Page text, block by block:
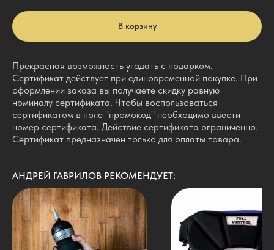
В корзину
Прекрасная возможность угадать с подарком.
Сертификат действует при единовременной покупке. При
оформлении заказа вы получаете скидку равную
номиналу сертификата. Чтобы воспользоваться
сертификатом в поле "промокод" необходимо ввести
номер сертификата. Действие сертификата ограниченно.
Сертификат предназначен только для оплаты товара.
АНДРЕЙ ГАВРИЛОВ РЕКОМЕНДУЕТ: